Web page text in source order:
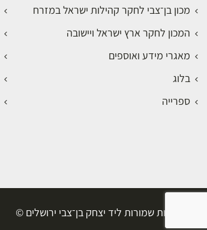
מכון בן־צבי לחקר קהילות ישראל במזרח
המכון לחקר ארץ ישראל ויישובה
מאגרי מידע ואוספים
בלוג
ספרייה
כל הזכויות שמורות ליד יצחק בן־צבי ירושלים ©